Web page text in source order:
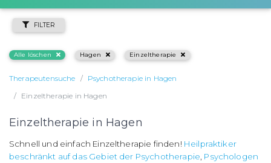
FILTER
Alle löschen Hagen Einzeltherapie
Therapeutensuche
Psychotherapie in Hagen
Einzeltherapie in Hagen
Einzeltherapie in Hagen
Schnell und einfach Einzeltherapie finden! Heilpraktiker
beschränkt auf das Gebiet der Psychotherapie Psychologen